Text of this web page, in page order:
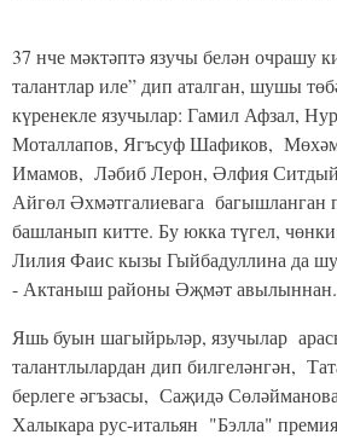
37 нче мәктәптә язучы белән очрашу
талантлар иле” дип аталган, шушы
күренекле язучылар: Гамил Афзал,
Моталлапов, Ягъсуф Шафиков,
Имамов, Ләбиб Лерон, Әлфия
Айгөл Әхмәтгалиевага багышланган
башланып китте. Бу юкка түгел,
Лилия Фаис кызы Гыйбадуллина да
- Актаныш районы Әҗмәт авылыннан.
Яшь буын шагыйрьләр, язучылар
талантлылардан дип билгеләнгән,
берлеге әгъзасы, Саҗидә
Халыкара рус-итальян "Бэлла"